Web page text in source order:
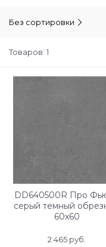
Без сортировки
Товаров: 1
DD640500R Про
серый темный
60х60
2 465 руб.